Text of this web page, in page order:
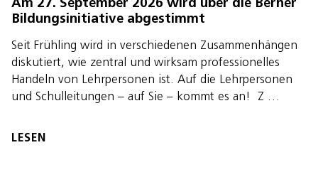
Bildungsinitiative abgestimmt
Seit Frühling wird in verschiedenen Zusammenhängen
diskutiert, wie zentral und wirksam professionelles
Handeln von Lehrpersonen ist. Auf die Lehrpersonen
und Schulleitungen – auf Sie – kommt es an! Z …
LESEN